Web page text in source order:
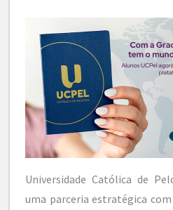
Universidade Católica de
uma parceria estratégica